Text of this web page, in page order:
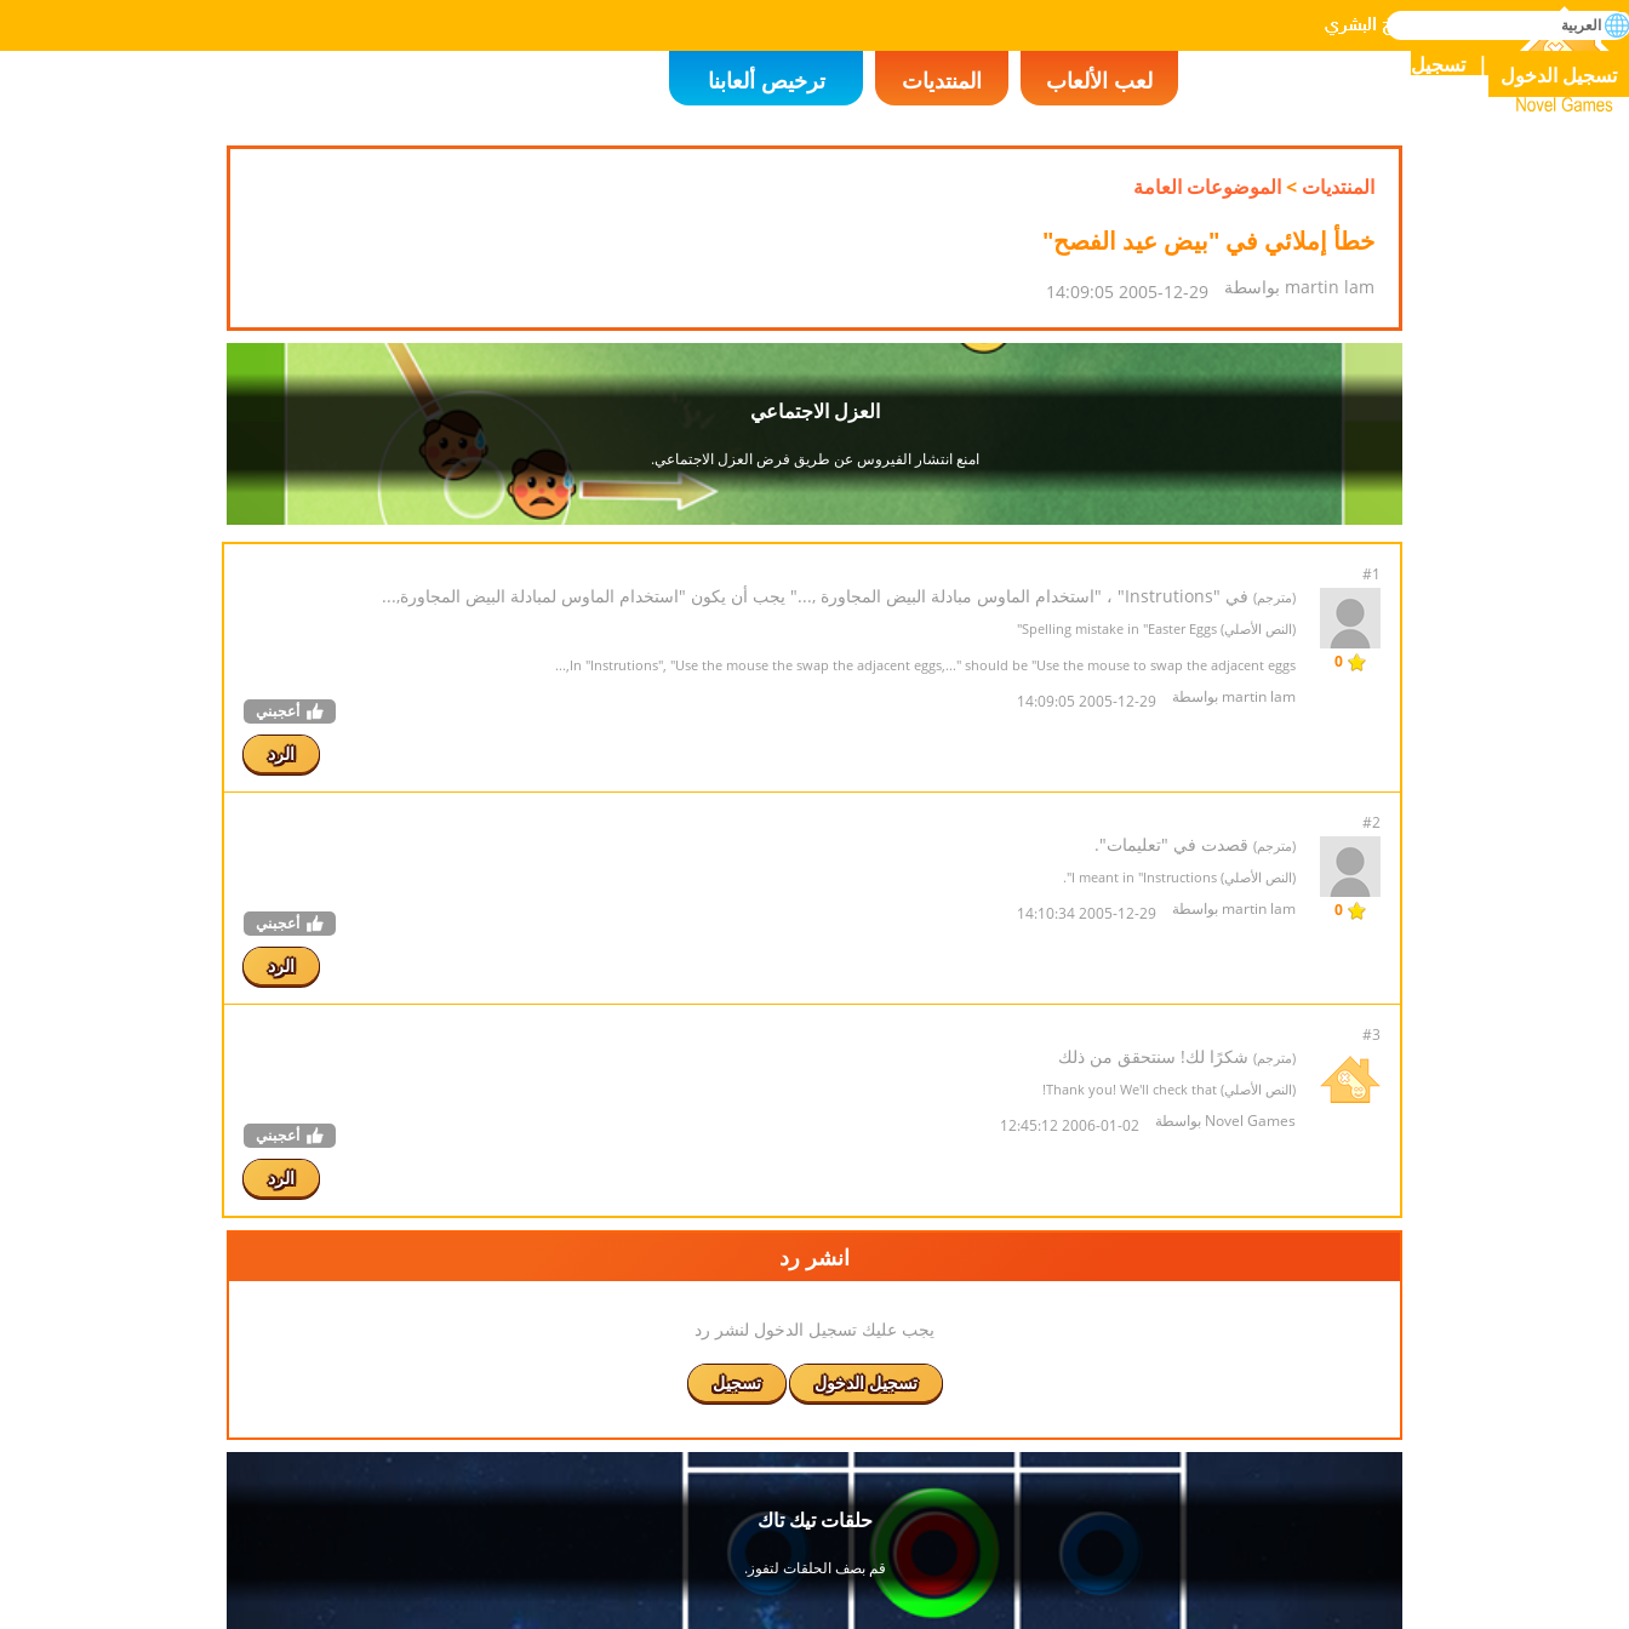
Novel Games
إتقان جميع الألعاب في التاريخ البشري
بحث
لعب الألعاب المنتديات ترخيص ألعابنا تسجيل الدخول تسجيل
العربية
المنتديات >الموضوعات العامة
خطأ إملائي في "بيض عيد الفصح"
martin lam بواسطة 2005-12-29 14:09:05
#1
0
(مترجم) في "Instrutions" ، "استخدام الماوس مبادلة البيض المجاورة ,..." يجب أن يكون "استخدام الماوس لمبادلة البيض المجاورة,...
(النص الأصلي) Spelling mistake in "Easter Eggs"
In "Instrutions", "Use the mouse the swap the adjacent eggs,..." should be "Use the mouse to swap the adjacent eggs,...
martin lam بواسطة 2005-12-29 14:09:05 أعجبني
الرد
#2
0
(مترجم) قصدت في "تعليمات".
(النص الأصلي) I meant in "Instructions".
martin lam بواسطة 2005-12-29 14:10:34 أعجبني
الرد
#3
(مترجم) شكرًا لك! سنتحقق من ذلك
(النص الأصلي) Thank you! We'll check that!
Novel Games بواسطة 2006-01-02 12:45:12 أعجبني
الرد
انشر رد
يجب عليك تسجيل الدخول لنشر رد
تسجيل الدخول تسجيل